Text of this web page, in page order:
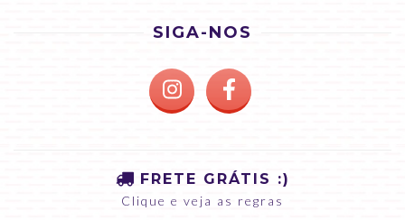
SIGA-NOS
FRETE GRÁTIS :)
Clique e veja as regras